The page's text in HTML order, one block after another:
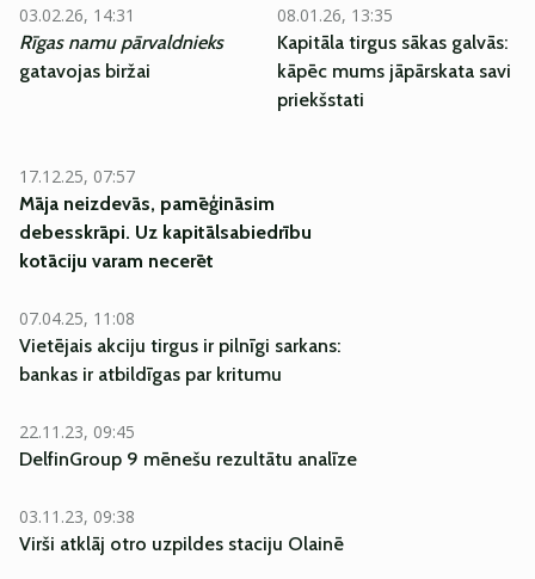
03.02.26, 14:31
Rīgas namu pārvaldnieks
gatavojas biržai
08.01.26, 13:35
Kapitāla tirgus sākas galvās:
kāpēc mums jāpārskata savi
priekšstati
17.12.25, 07:57
Māja neizdevās, pamēģināsim
debesskrāpi. Uz kapitālsabiedrību
kotāciju varam necerēt
07.04.25, 11:08
Vietējais akciju tirgus ir pilnīgi sarkans:
bankas ir atbildīgas par kritumu
22.11.23, 09:45
DelfinGroup 9 mēnešu rezultātu analīze
03.11.23, 09:38
Virši atklāj otro uzpildes staciju Olainē